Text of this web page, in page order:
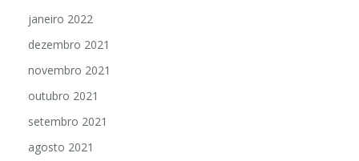
janeiro 2022
dezembro 2021
novembro 2021
outubro 2021
setembro 2021
agosto 2021